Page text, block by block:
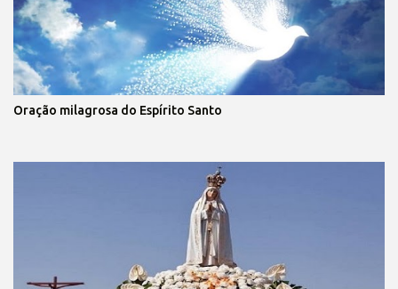
Oração milagrosa do Espírito Santo